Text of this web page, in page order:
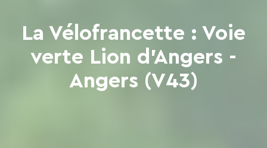
La Vélofrancette : Voie
verte Lion d'Angers -
Angers (V43)